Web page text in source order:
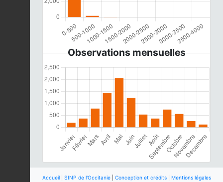
Observations mensuelles
Accueil| SINP de l'Occitanie| Conception et crédits| Mentions légales